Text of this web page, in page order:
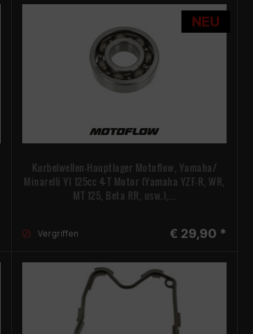
NEU
Kurbelwellen-Hauptlager Motoflow, Yamaha/
Minarelli YI 125cc 4-T Motor (Yamaha YZF-R, WR,
MT 125, Beta RR, usw.),...
Vergriffen € 29,90 *